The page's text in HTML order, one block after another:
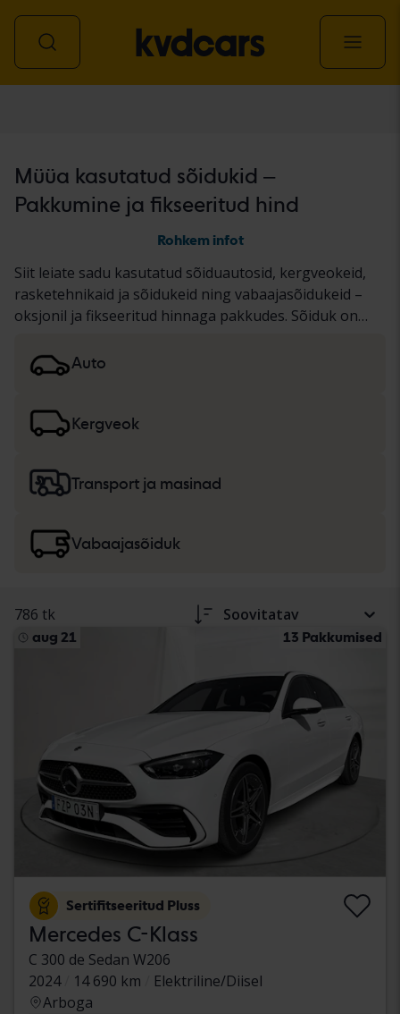
Müüa kasutatud sõidukid –
Pakkumine ja fikseeritud hind
Rohkem infot
Siit leiate sadu kasutatud sõiduautosid, kergveokeid,
rasketehnikaid ja sõidukeid ning vabaajasõidukeid –
oksjonil ja fikseeritud hinnaga pakkudes. Sõiduk on
dokumenteeritud standardse protokolli alusel.
Tulemused esitame sõiduki kirjelduses. Lugege
rasketehnika, veoautode ja vabaajasõidukite
Auto
Kergveok
Transport ja masinad
Vabaajasõiduk
786 tk Soovitatav
aug 21 13 Pakkumised
Sertifitseeritud Pluss
Mercedes C-Klass
C 300 de Sedan W206
2024
14 690 km
Elektriline/Diisel
Arboga